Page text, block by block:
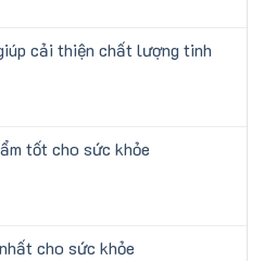
cải thiện chất lượng tinh
tốt cho sức khỏe
cho sức khỏe